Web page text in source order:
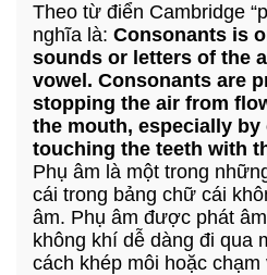
Theo từ điển Cambridge
nghĩa là: Consonants is
sounds or letters of the
vowel. Consonants are
stopping the air from
the mouth, especially
touching the teeth with
Phụ âm là một trong
cái trong bảng chữ cái
âm. Phụ âm được phát
không khí dễ dàng đi qua
cách khép môi hoặc